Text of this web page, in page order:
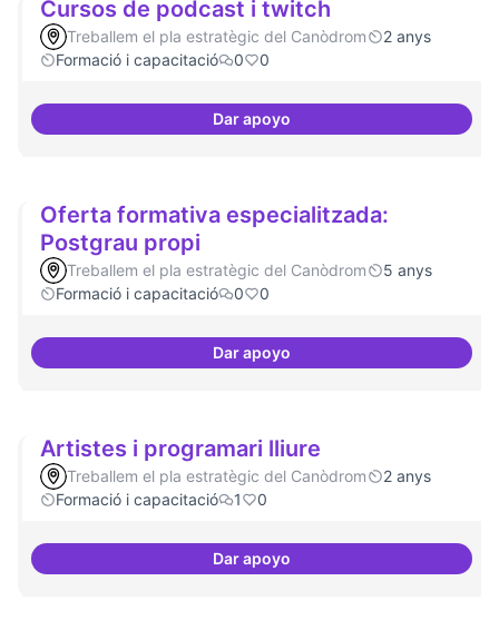
Cursos de podcast i twitch
Treballem el pla estratègic del Canòdrom
2 anys
Formació i capacitació
0 0
Dar apoyoCursos de podcast i twitch
Oferta formativa especialitzada:
Postgrau propi
Treballem el pla estratègic del Canòdrom
5 anys
Formació i capacitació
0 0
Dar apoyoOferta formativa
Artistes i programari lliure
Treballem el pla estratègic del Canòdrom
2 anys
Formació i capacitació
1 0
Dar apoyoArtistes i programari lliure